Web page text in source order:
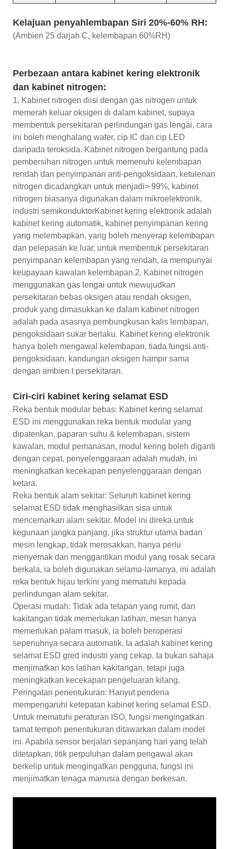
Kelajuan penyahlembapan Siri 20%-60% RH:
(Ambien 25 darjah C, kelembapan 60%RH)
Perbezaan antara kabinet kering elektronik
dan kabinet nitrogen:
1. Kabinet nitrogen diisi dengan gas nitrogen untuk
memerah keluar oksigen di dalam kabinet, supaya
membentuk persekitaran perlindungan gas lengai, cara
ini boleh menghalang wafer, cip IC dan cip LED
daripada teroksida. Kabinet nitrogen bergantung pada
pembersihan nitrogen untuk memenuhi kelembapan
rendah dan penyimpanan anti-pengoksidaan, ketulenan
nitrogen dicadangkan untuk menjadi> 99%, kabinet
nitrogen biasanya digunakan dalam mikroelektronik,
industri semikonduktorKabinet kering elektronik adalah
kabinet kering automatik, kabinet penyimpanan kering
yang melembapkan, yang boleh menyerap kelembapan
dan pelepasan ke luar, untuk membentuk persekitaran
penyimpanan kelembapan yang rendah, ia mempunyai
keupayaan kawalan kelembapan.2. Kabinet nitrogen
menggunakan gas lengai untuk mewujudkan
persekitaran bebas oksigen atau rendah oksigen,
produk yang dimasukkan ke dalam kabinet nitrogen
adalah pada asasnya pembungkusan kalis lembapan,
pengoksidaan sukar berlaku. Kabinet kering elektronik
hanya boleh mengawal kelembapan, tiada fungsi anti-
pengoksidaan, kandungan oksigen hampir sama
dengan ambien t persekitaran.
Ciri-ciri kabinet kering selamat ESD
Reka bentuk modular bebas: Kabinet kering selamat
ESD ini menggunakan reka bentuk modular yang
dipatenkan, paparan suhu & kelembapan, sistem
kawalan, modul pemanasan, modul kering boleh diganti
dengan cepat, penyelenggaraan adalah mudah, ini
meningkatkan kecekapan penyelenggaraan dengan
ketara.
Reka bentuk alam sekitar: Seluruh kabinet kering
selamat ESD tidak menghasilkan sisa untuk
mencemarkan alam sekitar. Model ini direka untuk
kegunaan jangka panjang, jika struktur utama badan
mesin lengkap, tidak merosakkan, hanya perlu
menyemak dan menggantikan modul yang rosak secara
berkala, ia boleh digunakan selama-lamanya, ini adalah
reka bentuk hijau terkini yang mematuhi kepada
perlindungan alam sekitar.
Operasi mudah: Tidak ada tetapan yang rumit, dan
kakitangan tidak memerlukan latihan, mesin hanya
memerlukan palam masuk, ia boleh beroperasi
sepenuhnya secara automatik. Ia adalah kabinet kering
selamat ESD gred industri yang cekap. Ia bukan sahaja
menjimatkan kos latihan kakitangan, tetapi juga
meningkatkan kecekapan pengeluaran kilang.
Peringatan penentukuran: Hanyut penderia
mempengaruhi ketepatan kabinet kering selamat ESD.
Untuk mematuhi peraturan ISO, fungsi mengingatkan
tamat tempoh penentukuran ditawarkan dalam model
ini. Apabila sensor berjalan sepanjang hari yang telah
ditetapkan, titik perpuluhan dalam pengawal akan
berkelip untuk mengingatkan pengguna, fungsi ini
menjimatkan tenaga manusia dengan berkesan.